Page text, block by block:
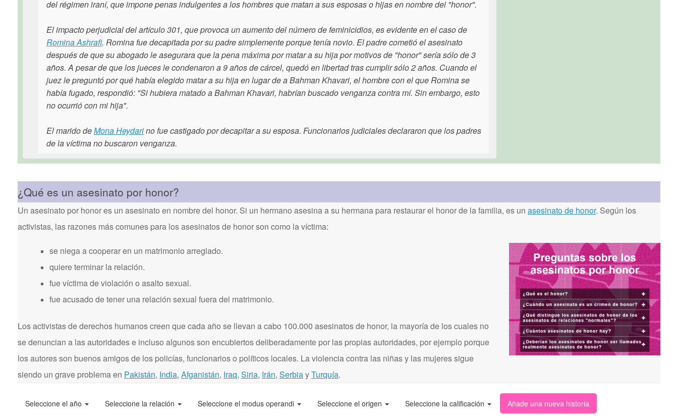
del régimen iraní, que impone penas indulgentes a los hombres que matan a sus esposas o hijas en nombre del "honor".
El impacto perjudicial del artículo 301, que provoca un aumento del número de feminicidios, es evidente en el caso de
Romina Ashrafi. Romina fue decapitada por su padre simplemente porque tenía novio. El padre cometió el asesinato
después de que su abogado le asegurara que la pena máxima por matar a su hija por motivos de "honor" sería sólo de 3
años. A pesar de que los jueces le condenaron a 9 años de cárcel, quedó en libertad tras cumplir sólo 2 años. Cuando el
juez le preguntó por qué había elegido matar a su hija en lugar de a Bahman Khavari, el hombre con el que Romina se
había fugado, respondió: "Si hubiera matado a Bahman Khavari, habrían buscado venganza contra mí. Sin embargo, esto
no ocurrió con mi hija".
El marido deMona Heydarino fue castigado por decapitar a su esposa. Funcionarios judiciales declararon que los padres
de la víctima no buscaron venganza.
¿Qué es un asesinato por honor?
Un asesinato por honor es un asesinato en nombre del honor. Si un hermano asesina a su hermana para restaurar el honor de la familia, es un asesinato de honor. Según los
activistas, las razones más comunes para los asesinatos de honor son como la víctima:
se niega a cooperar en un matrimonio arreglado.
quiere terminar la relación.
fue víctima de violación o asalto sexual.
fue acusado de tener una relación sexual fuera del matrimonio.
Los activistas de derechos humanos creen que cada año se llevan a cabo 100.000 asesinatos de honor, la mayoría de los cuales no
se denuncian a las autoridades e incluso algunos son encubiertos deliberadamente por las propias autoridades, por ejemplo porque
los autores son buenos amigos de los policías, funcionarios o políticos locales. La violencia contra las niñas y las mujeres sigue
siendo un grave problema en Pakistán, India, Afganistán, Iraq, Siria, Irán, SerbiayTurquía.